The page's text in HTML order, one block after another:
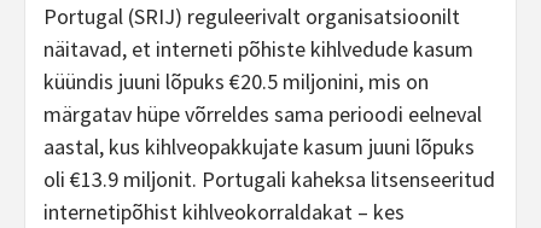
Portugal (SRIJ) reguleerivalt organisatsioonilt
näitavad, et interneti põhiste kihlvedude kasum
küündis juuni lõpuks €20.5 miljonini, mis on
märgatav hüpe võrreldes sama perioodi eelneval
aastal, kus kihlveopakkujate kasum juuni lõpuks
oli €13.9 miljonit. Portugali kaheksa litsenseeritud
internetipõhist kihlveokorraldakat – kes